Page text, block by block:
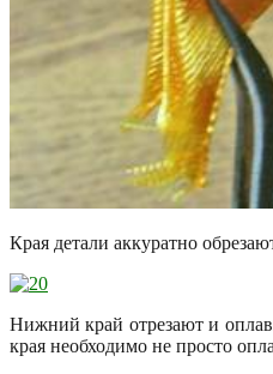
Края детали аккуратно
Нижний край отрезают и
края необходимо не просто